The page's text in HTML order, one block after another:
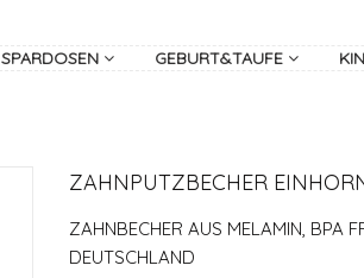
SPARDOSEN GEBURT&TAUFE
ZAHNPUTZBECHER
ZAHNBECHER AUS MELAMIN, BPA
DEUTSCHLAND